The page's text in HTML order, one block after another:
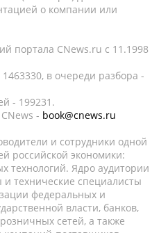
о компании или
портала CNews.ru c 11.1998
в очереди разбора -
- 199231.
- book@cnews.ru
и сотрудники одной
российской экономики:
технологий. Ядро аудитории
технические специалисты
федеральных и
власти, банков,
сетей, а также